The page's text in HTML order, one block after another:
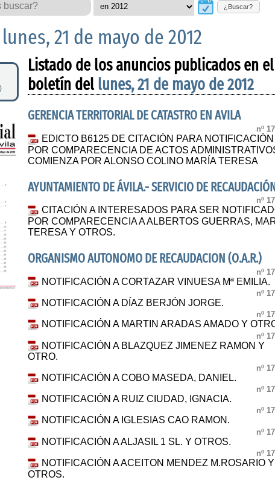
¿Buscar?
lunes, 21 de mayo de 2012
Listado de los anuncios publicados en el
boletín del lunes, 21 de mayo de 2012
GERENCIA TERRITORIAL DE CATASTRO EN AVILA
nº
EDICTO B6125 DE CITACIÓN PARA NOTIFICACIÓN
POR COMPARECENCIA DE ACTOS
COMIENZA POR ALONSO COLINO MARÍA TERESA
AYUNTAMIENTO DE ÁVILA.- SERVICIO DE
nº
CITACIÓN A INTERESADOS PARA SER
POR COMPARECENCIA A ALBERTOS GUERRAS,
TERESA Y OTROS.
ORGANISMO AUTONOMO DE RECAUDACION (O.A.R.)
nº
NOTIFICACIÓN A CORTAZAR VINUESA Mª EMILIA.
nº
NOTIFICACIÓN A DÍAZ BERJÓN JORGE.
nº
NOTIFICACIÓN A MARTIN ARADAS AMADO Y
nº
NOTIFICACIÓN A BLAZQUEZ JIMENEZ RAMON Y
OTRO.
nº
NOTIFICACIÓN A COBO MASEDA, DANIEL.
nº
NOTIFICACIÓN A RUIZ CIUDAD, IGNACIA.
nº
NOTIFICACIÓN A IGLESIAS CAO RAMON.
nº
NOTIFICACIÓN A ALJASIL 1 SL. Y OTROS.
nº
NOTIFICACIÓN A ACEITON MENDEZ M.ROSARIO Y
OTROS.